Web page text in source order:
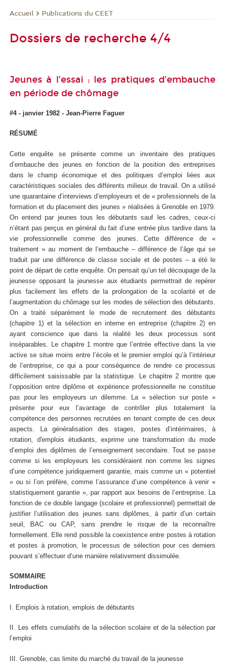
Accueil Publications du CEET
Dossiers de recherche 4/4
Jeunes à l’essai : les pratiques d’embauche
en période de chômage
#4 - janvier 1982 - Jean-Pierre Faguer
RÉSUMÉ
Cette enquête se présente comme un inventaire des pratiques
d’embauche des jeunes en fonction de la position des entreprises
dans le champ économique et des politiques d’emploi liées aux
caractéristiques sociales des différents milieux de travail. On a utilisé
une quarantaine d’interviews d’employeurs et de « professionnels de la
formation et du placement des jeunes » réalisées à Grenoble en 1979.
On entend par jeunes tous les débutants sauf les cadres, ceux-ci
n’étant pas perçus en général du fait d’une entrée plus tardive dans la
vie professionnelle comme des jeunes. Cette différence de «
traitement » au moment de l’embauche – différence de l’âge qui se
traduit par une différence de classe sociale et de postes – a été le
point de départ de cette enquête. On pensait qu’un tel découpage de la
jeunesse opposant la jeunesse aux étudiants permettrait de repérer
plus facilement les effets de la prolongation de la scolarité et de
l’augmentation du chômage sur les modes de sélection des débutants.
On a traité séparément le mode de recrutement des débutants
(chapitre 1) et la sélection en interne en entreprise (chapitre 2) en
ayant conscience que dans la réalité les deux processus sont
inséparables. Le chapitre 1 montre que l’entrée effective dans la vie
active se situe moins entre l’école et le premier emploi qu’à l’intérieur
de l’entreprise, ce qui a pour conséquence de rendre ce processus
difficilement saisissable par la statistique. Le chapitre 2 montre que
l’opposition entre diplôme et expérience professionnelle ne constitue
pas pour les employeurs un dilemme. La « sélection sur poste »
présente pour eux l’avantage de contrôler plus totalement la
compétence des personnes recrutées en tenant compte de ces deux
aspects. La généralisation des stages, postes d’intérimaires, à
rotation, d'emplois étudiants, exprime une transformation du mode
d’emploi des diplômes de l’enseignement secondaire. Tout se passe
comme si les employeurs les considéraient non comme les signes
d’une compétence juridiquement garantie, mais comme un « potentiel
» ou si l’on préfère, comme l’assurance d’une compétence à venir «
statistiquement garantie », par rapport aux besoins de l’entreprise. La
fonction de ce double langage (scolaire et professionnel) permettait de
justifier l’utilisation des jeunes sans diplômes, à partir d’un certain
seuil, BAC ou CAP, sans prendre le risque de la reconnaître
formellement. Elle rend possible la coexistence entre postes à rotation
et postes à promotion, le processus de sélection pour ces derniers
pouvant s’effectuer d’une manière relativement dissimulée.
SOMMAIRE
Introduction
I. Emplois à rotation, emplois de débutants
II. Les effets cumulatifs de la sélection scolaire et de la sélection par
l’emploi
III. Grenoble, cas limite du marché du travail de la jeunesse